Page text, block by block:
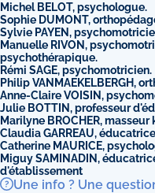
Michel BELOT, psychologue.
Sophie DUMONT,
Sylvie PAYEN,
Manuelle RIVON,
psychothérapique.
Rémi SAGE, psychomotricien.
Philip VANMAEKELBERGH,
Anne-Claire VOISIN,
Julie BOTTIN, professeur
Marilyne BROCHER,
Claudia GARREAU,
Catherine MAURICE,
Miguy SAMINADIN,
d'établissement
Une info ? Une